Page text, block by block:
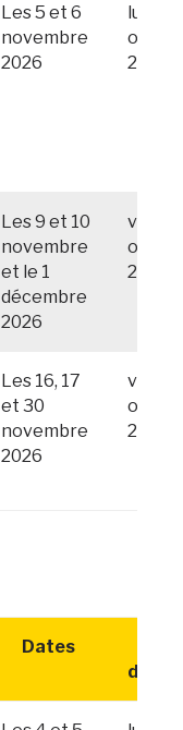
Les 5 et 6
novembre
2026
lundi
2026
Les 9 et 10
novembre
et le 1
décembre
2026
2026
Les 16, 17
et 30
novembre
2026
2026
Dates